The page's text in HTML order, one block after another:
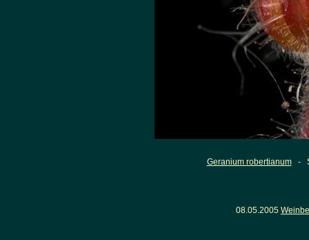
Geranium robertianum-
08.05.2005